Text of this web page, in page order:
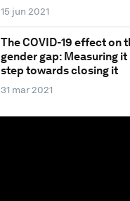
15 jun 2021
The COVID-19 effect on
gender gap: Measuring
step towards closing it
31 mar 2021